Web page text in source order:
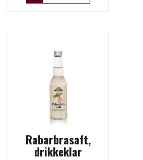
Rabarbrasaft,
drikkeklar